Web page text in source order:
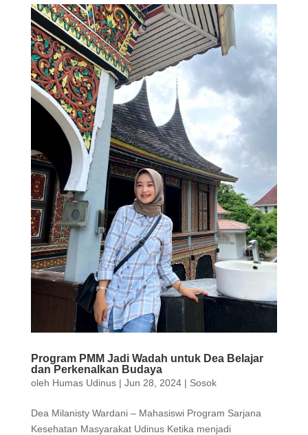
Program PMM Jadi Wadah untuk Dea Belajar
dan Perkenalkan Budaya
oleh Humas Udinus| Jun 28, 2024| Sosok
Dea Milanisty Wardani – Mahasiswi Program Sarjana
Kesehatan Masyarakat Udinus Ketika menjadi